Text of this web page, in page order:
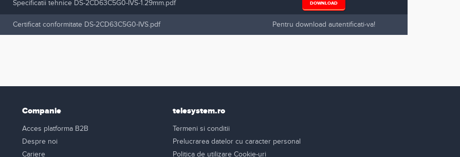
Specificatii tehnice DS-2CD63C5G0-IVS-1.29mm.pdf DOWNLOAD
Certificat conformitate DS-2CD63C5G0-IVS.pdf Pentru download autentificati-va!
Companie
Acces platforma B2B
Despre noi
Cariere
telesystem.ro
Termeni si conditii
Prelucrarea datelor cu caracter personal
Politica de utilizare Cookie-uri